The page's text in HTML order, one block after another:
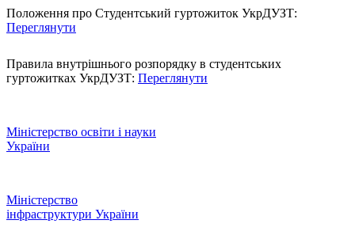
Положення про Студентський гуртожиток УкрДУЗТ:
Переглянути
Правила внутрішнього розпорядку в студентських
гуртожитках УкрДУЗТ: Переглянути
Міністерство освіти і науки
України
Міністерство
інфраструктури України